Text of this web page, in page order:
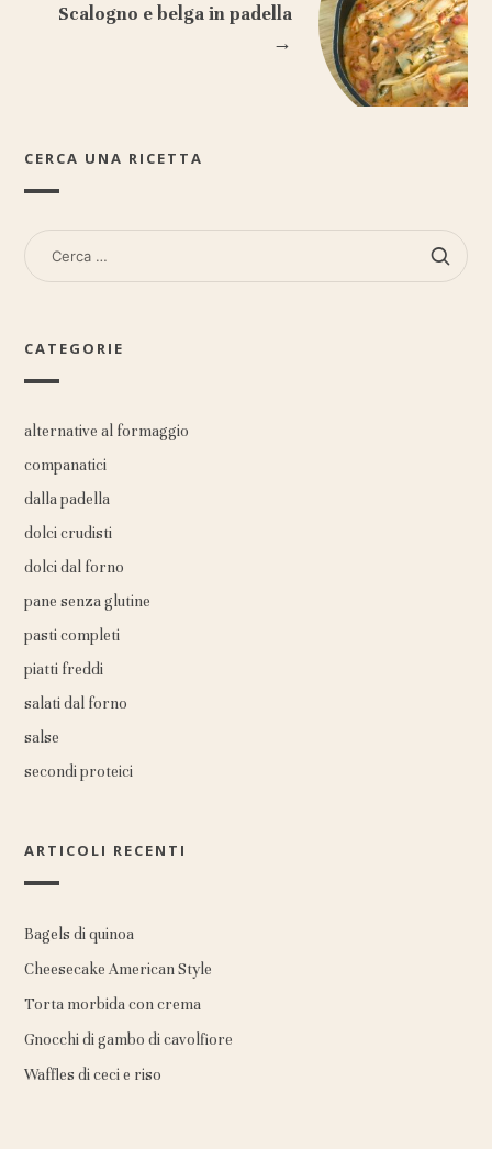
Scalogno e belga in padella
→
CERCA UNA RICETTA
RICERCA
PER:
CATEGORIE
alternative al formaggio
companatici
dalla padella
dolci crudisti
dolci dal forno
pane senza glutine
pasti completi
piatti freddi
salati dal forno
salse
secondi proteici
ARTICOLI RECENTI
Bagels di quinoa
Cheesecake American Style
Torta morbida con crema
Gnocchi di gambo di cavolfiore
Waffles di ceci e riso